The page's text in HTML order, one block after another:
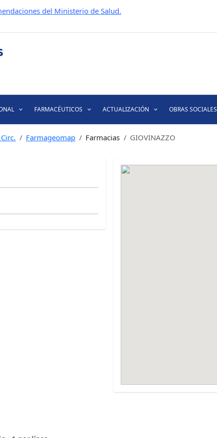
del Ministerio de Salud.
FARMACÉUTICOS ACTUALIZACIÓN OBRAS SOCIALES
Farmageomap Farmacias GIOVINAZZO